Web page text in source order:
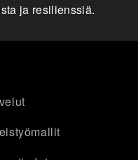
ja resilienssiä.